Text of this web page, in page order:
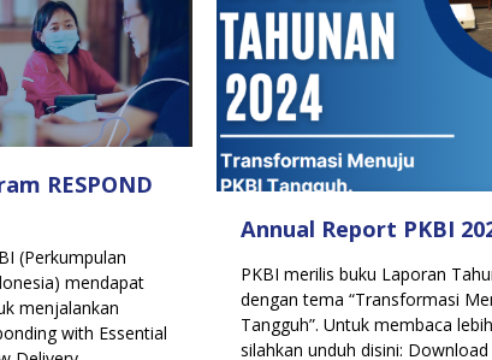
Annual Report PKBI
PKBI merilis buku Laporan
dengan tema “Transformasi
Tangguh”. Untuk membaca
silahkan unduh disini:
RESPOND
(Perkumpulan
mendapat
menjalankan
with Essential